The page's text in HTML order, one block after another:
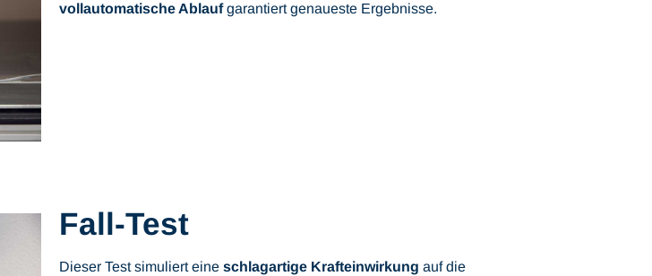
vollautomatische Ablaufgarantiert genaueste Ergebnisse.
Fall-Test
Dieser Test simuliert eine schlagartige Krafteinwirkung auf die